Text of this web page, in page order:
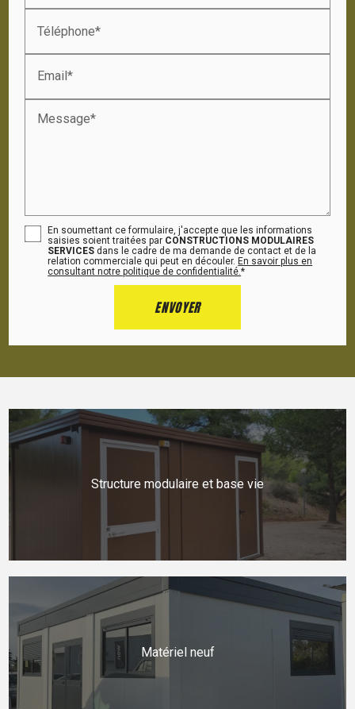
Téléphone*
Email*
Message*
En soumettant ce formulaire, j'accepte que les informations
saisies soient traitées par CONSTRUCTIONS MODULAIRES
SERVICES dans le cadre de ma demande de contact et de la
relation commerciale qui peut en découler.En savoir plus en
consultant notre politique de confidentialité.*
Structure modulaire et base vie
Matériel neuf